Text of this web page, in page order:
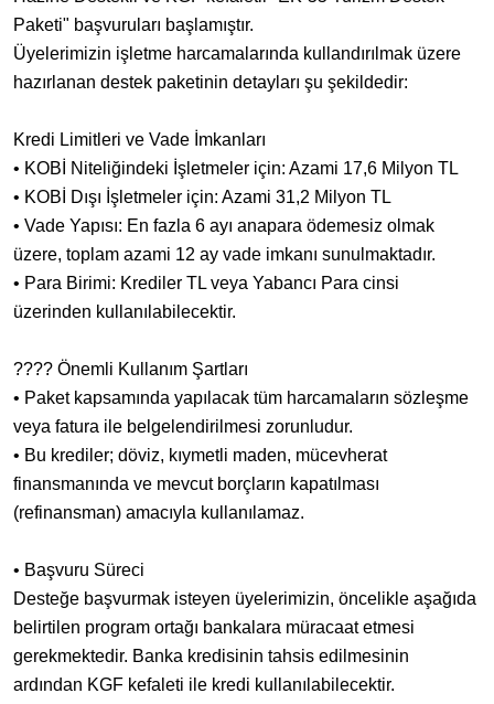
Paketi" başvuruları başlamıştır.
​Üyelerimizin işletme harcamalarında kullandırılmak üzere
hazırlanan destek paketinin detayları şu şekildedir:
​Kredi Limitleri ve Vade İmkanları
• ​KOBİ Niteliğindeki İşletmeler için: Azami 17,6 Milyon TL
• ​KOBİ Dışı İşletmeler için: Azami 31,2 Milyon TL
• ​Vade Yapısı: En fazla 6 ayı anapara ödemesiz olmak
üzere, toplam azami 12 ay vade imkanı sunulmaktadır.
• ​Para Birimi: Krediler TL veya Yabancı Para cinsi
üzerinden kullanılabilecektir.
​???? Önemli Kullanım Şartları
• ​Paket kapsamında yapılacak tüm harcamaların sözleşme
veya fatura ile belgelendirilmesi zorunludur.
• ​Bu krediler; döviz, kıymetli maden, mücevherat
finansmanında ve mevcut borçların kapatılması
(refinansman) amacıyla kullanılamaz.
​• Başvuru Süreci
​Desteğe başvurmak isteyen üyelerimizin, öncelikle aşağıda
belirtilen program ortağı bankalara müracaat etmesi
gerekmektedir. Banka kredisinin tahsis edilmesinin
ardından KGF kefaleti ile kredi kullanılabilecektir.